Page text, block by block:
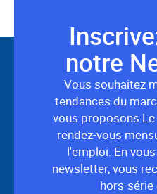
Suivez-notre
Vous souhaitez
tendances du
vous proposons Le
rendez-vous
l'emploi. En
newsletter, vous
hors-série